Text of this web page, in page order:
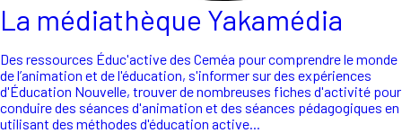
La médiathèque Yakamédia
Des ressources Éduc'active des Ceméa pour comprendre le monde
de l’animation et de l'éducation, s'informer sur des expériences
d'Éducation Nouvelle, trouver de nombreuses fiches d'activité pour
conduire des séances d'animation et des séances pédagogiques en
utilisant des méthodes d'éducation active...